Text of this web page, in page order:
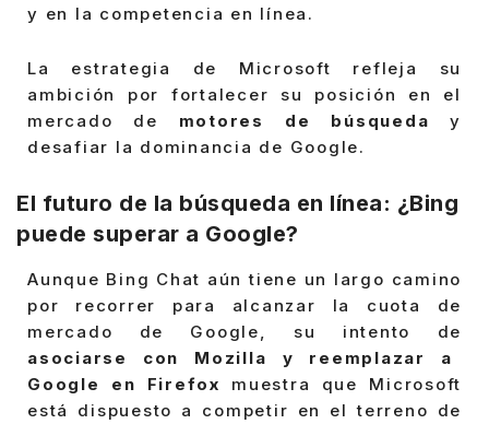
y en la competencia en línea.
La estrategia de Microsoft refleja su
ambición por fortalecer su posición en el
mercado de motores de búsqueda y
desafiar la dominancia de Google.
El futuro de la búsqueda en línea: ¿Bing
puede superar a Google?
Aunque Bing Chat aún tiene un largo camino
por recorrer para alcanzar la cuota de
mercado de Google, su intento de
asociarse con Mozilla y reemplazar a
Google en Firefox muestra que Microsoft
está dispuesto a competir en el terreno de